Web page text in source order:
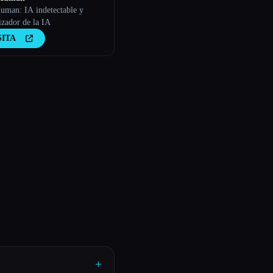
IA indetectable y
de la IA
+